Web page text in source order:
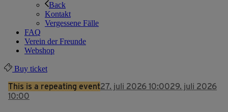
Back
Kontakt
Vergessene Fälle
FAQ
Verein der Freunde
Webshop
Buy ticket
This is a repeating event27. juli 2026 10:0029. juli 2026
10:00